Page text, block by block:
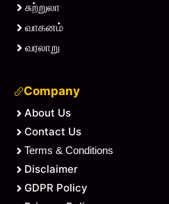
சுற்றுலா
வாகனம்
வரலாறு
Company
About Us
Contact Us
Terms & Conditions
Disclaimer
GDPR Policy